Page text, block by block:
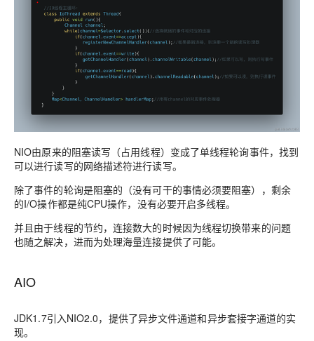
NIO由原来的阻塞读写（占用线程）变成了单线程轮询事件，找到
可以进行读写的网络描述符进行读写。
除了事件的轮询是阻塞的（没有可干的事情必须要阻塞），剩余
的I/O操作都是纯CPU操作，没有必要开启多线程。
并且由于线程的节约，连接数大的时候因为线程切换带来的问题
也随之解决，进而为处理海量连接提供了可能。
AIO
JDK1.7引入NIO2.0，提供了异步文件通道和异步套接字通道的实
现。